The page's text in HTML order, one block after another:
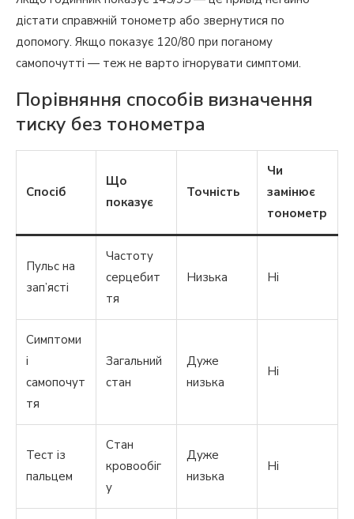
дістати справжній тонометр або звернутися по
допомогу. Якщо показує 120/80 при поганому
самопочутті — теж не варто ігнорувати симптоми.
Порівняння способів визначення
тиску без тонометра
Спосіб
Що
показує
Точність
Чи
замінює
тонометр
Пульс на
зап’ясті
Частоту
серцебит
тя
Низька Ні
Симптоми
і
самопочут
тя
Загальний
стан
Дуже
низька
Ні
Тест із
пальцем
Стан
кровообіг
у
Дуже
низька
Ні